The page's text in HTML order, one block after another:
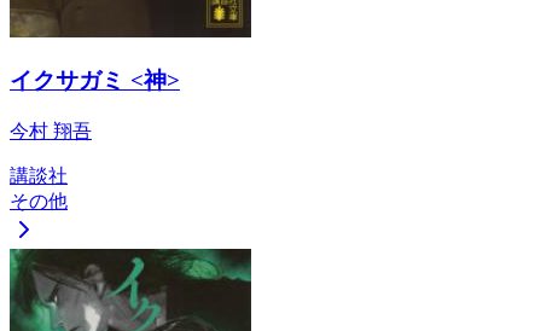
イクサガミ <神>
今村 翔吾
講談社
その他